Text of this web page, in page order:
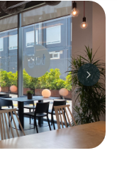
Next